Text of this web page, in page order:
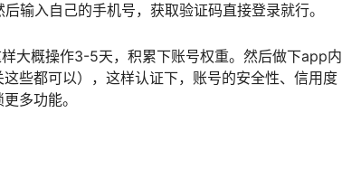
输入自己的手机号，获取验证码直接登录就行。
大概操作3-5天，积累下账号权重。然后做下app内
些都可以），这样认证下，账号的安全性、信用度
多功能。